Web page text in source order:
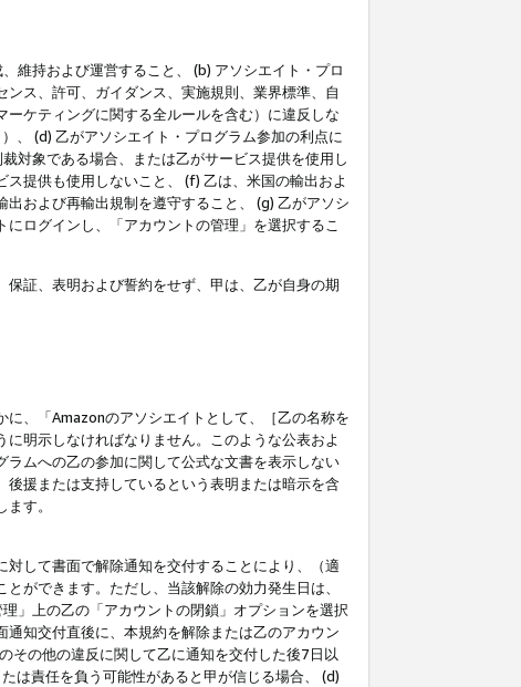
維持および運営すること、 (b) アソシエイト・プロ
ス、許可、ガイダンス、実施規則、業界標準、自
ケティングに関する全ルールを含む）に違反しな
、 (d) 乙がアソシエイト・プログラム参加の利点に
対象である場合、または乙がサービス提供を使用し
提供も使用しないこと、 (f) 乙は、米国の輸出およ
および再輸出規制を遵守すること、 (g) 乙がアソシ
ログインし、「アカウントの管理」を選択するこ
証、表明および誓約をせず、甲は、乙が自身の期
、「Amazonのアソシエイトとして、［乙の名称を
明示しなければなりません。このような公表およ
ムへの乙の参加に関して公式な文書を表示しない
援または支持しているという表明または暗示を含
す。
して書面で解除通知を交付することにより、（適
ができます。ただし、当該解除の効力発生日は、
」上の乙の「アカウントの閉鎖」オプションを選択
知交付直後に、本規約を解除または乙のアカウン
その他の違反に関して乙に通知を交付した後7日以
は責任を負う可能性があると甲が信じる場合、 (d)